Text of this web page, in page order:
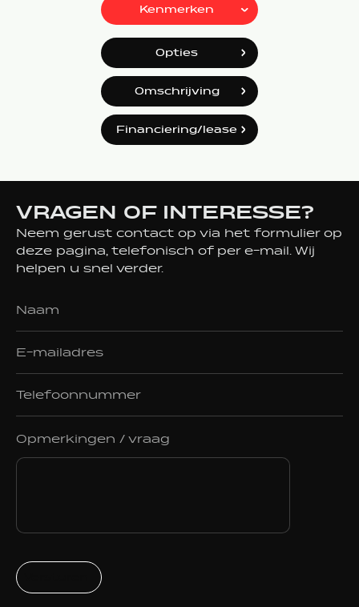
Kenmerken
Opties
Omschrijving
Financiering/lease
VRAGEN OF INTERESSE?
Neem gerust contact op via het formulier op
deze pagina, telefonisch of per e-mail. Wij
helpen u snel verder.
Opmerkingen / vraag